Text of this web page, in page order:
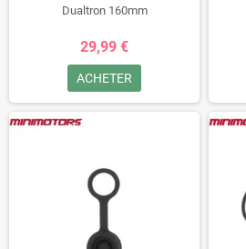
Dualtron 160mm
29,99 €
ACHETER